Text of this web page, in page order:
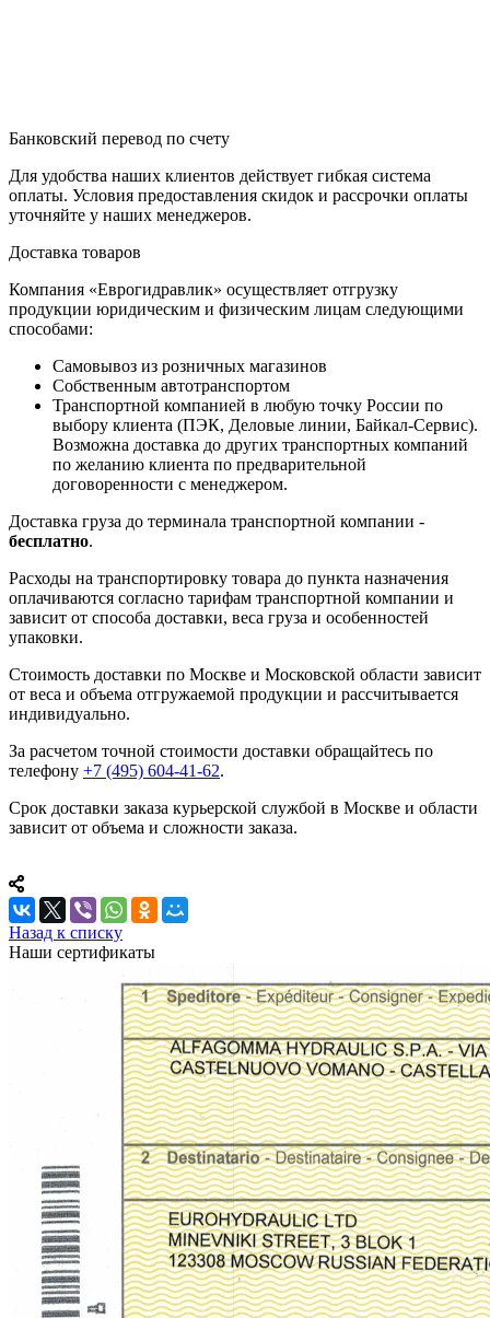
Банковский перевод по счету
Для удобства наших клиентов действует гибкая система
оплаты. Условия предоставления скидок и рассрочки оплаты
уточняйте у наших менеджеров.
Доставка товаров
Компания «Еврогидравлик» осуществляет отгрузку
продукции юридическим и физическим лицам следующими
способами:
Самовывоз из розничных магазинов
Собственным автотранспортом
Транспортной компанией в любую точку России по
выбору клиента (ПЭК, Деловые линии, Байкал-Сервис).
Возможна доставка до других транспортных компаний
по желанию клиента по предварительной
договоренности с менеджером.
Доставка груза до терминала транспортной компании -
бесплатно.
Расходы на транспортировку товара до пункта назначения
оплачиваются согласно тарифам транспортной компании и
зависит от способа доставки, веса груза и особенностей
упаковки.
Стоимость доставки по Москве и Московской области зависит
от веса и объема отгружаемой продукции и рассчитывается
индивидуально.
За расчетом точной стоимости доставки обращайтесь по
телефону +7 (495) 604-41-62.
Срок доставки заказа курьерской службой в Москве и области
зависит от объема и сложности заказа.
Назад к списку
Наши сертификаты